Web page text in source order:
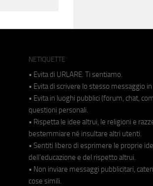
NETIQUETTE
• Evita di URLARE. Ti sentiamo.
• Evita di scrivere lo stesso messaggio
• Evita in luoghi pubblici (forum, chat,
questioni personali.
• Rispetta le idee altrui, le religioni e
bestemmiare né insultare altri utenti.
• Sentiti libero di esprimere le proprie
dell'educazione e del rispetto altrui.
• Non inviare messaggi pubblicitari,
cose simili.